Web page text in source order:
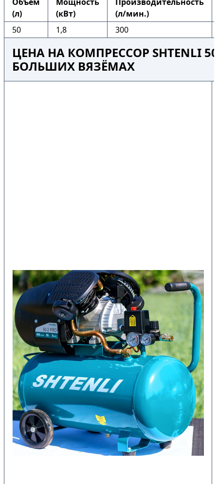
(л)
(кВт)
(л/мин.)
50
1,8 300
ЦЕНА НА КОМПРЕССОР SHTENLI
БОЛЬШИХ ВЯЗЁМАХ